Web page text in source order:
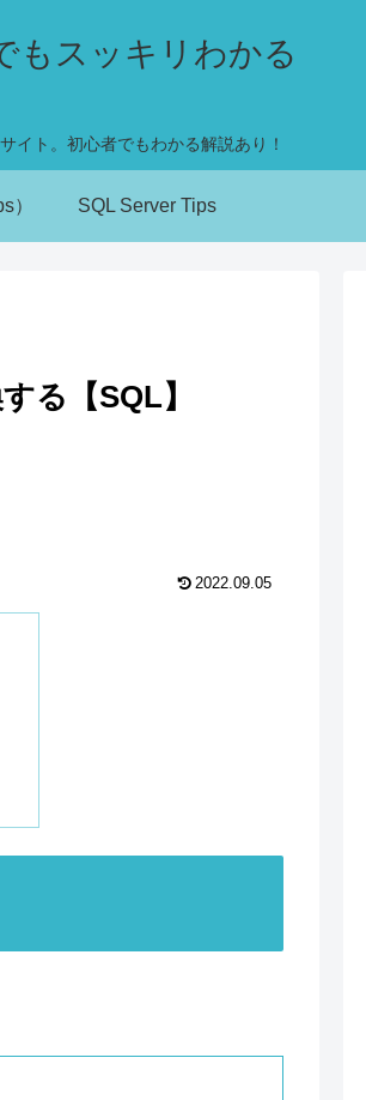
もスッキリわかる
イト。初心者でもわかる解説あり！
） SQL Server Tips
る【SQL】
2022.09.05